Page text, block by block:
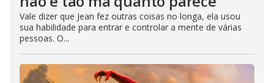
Vale dizer que Jean fez outras coisas no longa, ela usou
sua habilidade para entrar e controlar a mente de várias
pessoas. O...